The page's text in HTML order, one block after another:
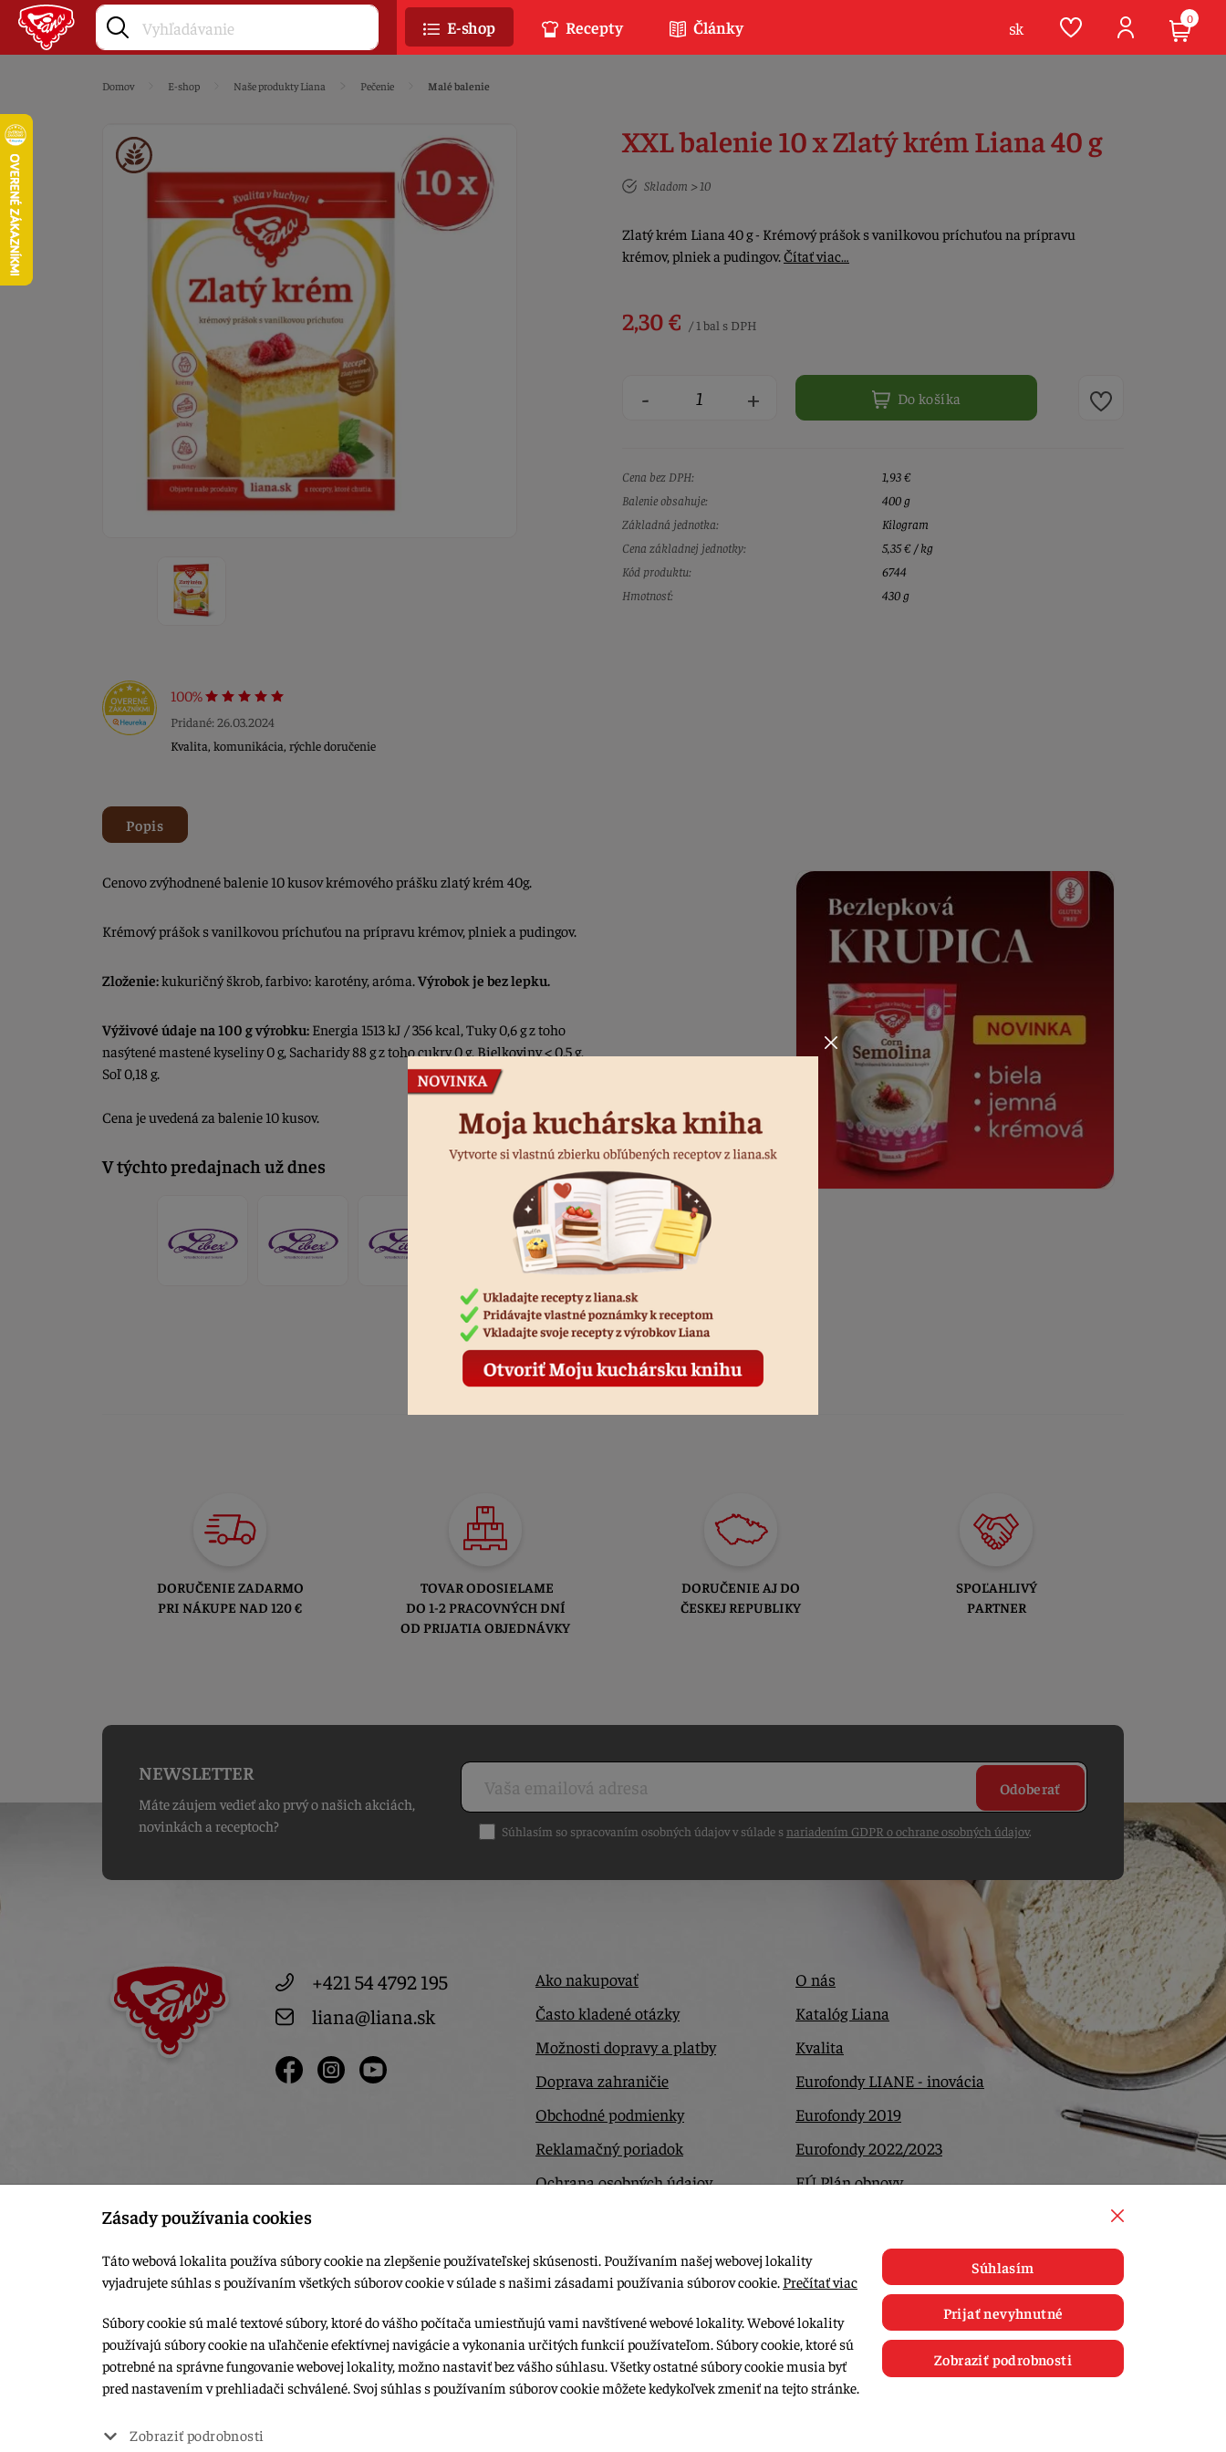
Domov E-shop Naše produkty Liana Pečenie Malé balenie
100%
Pridané: 26.03.2024
Kvalita, komunikácia, rýchle doručenie
XXL balenie 10 x Zlatý krém Liana 40 g
Skladom > 10
Zlatý krém Liana 40 g - Krémový prášok s vanilkovou príchuťou na prípravu
krémov, plniek a pudingov.Čítať viac…
2,30 € / 1 bal s DPH
- + Do košíka
Cena bez DPH:
1,93 €
Balenie obsahuje:
400 g
Základná jednotka:
Kilogram
Cena základnej jednotky:
5,35 € / kg
Kód produktu:
6744
Hmotnosť:
430 g
Popis
Cenovo zvýhodnené balenie 10 kusov krémového prášku zlatý krém 40g.
Krémový prášok s vanilkovou príchuťou na prípravu krémov, plniek a pudingov.
Zloženie:kukuričný škrob, farbivo: karotény, aróma.Výrobok je bez lepku.
Výživové údaje na 100 g výrobku: Energia 1513 kJ / 356 kcal, Tuky 0,6 g z toho
nasýtené mastené kyseliny 0 g, Sacharidy 88 g z toho cukry 0 g, Bielkoviny < 0,5 g,
Soľ 0,18 g.
Cena je uvedená za balenie 10 kusov.
V týchto predajnach už dnes
DORUČENIE ZADARMO
PRI NÁKUPE NAD 120 €
TOVAR ODOSIELAME
DO 1-2 PRACOVNÝCH DNÍ
OD PRIJATIA OBJEDNÁVKY
DORUČENIE AJ DO
ČESKEJ REPUBLIKY
SPOĽAHLIVÝ
PARTNER
NEWSLETTER
Máte záujem vedieť ako prvý o našich akciách,
novinkách a receptoch?
Odoberať
Súhlasím so spracovaním osobných údajov v súlade snariadením GDPR o ochrane osobných údajov.
+421 54 4792 195
liana@liana.sk
Ako nakupovať
Často kladené otázky
Možnosti dopravy a platby
Doprava zahraničie
Obchodné podmienky
Reklamačný poriadok
Ochrana osobných údajov
O nás
Katalóg Liana
Kvalita
Eurofondy LIANE - inovácia
Eurofondy 2019
Eurofondy 2022/2023
EÚ Plán obnovy
© 2015-2026, LIANA GOLIAŠ s.r.o. všetky práva vyhradené.
Upraviť nastavenia Cookies
E-shop Recepty Články sk 0
Zásady používania cookies
Táto webová lokalita používa súbory cookie na zlepšenie používateľskej skúsenosti. Používaním našej webovej lokality
vyjadrujete súhlas s používaním všetkých súborov cookie v súlade s našimi zásadami používania súborov cookie. Prečítať viac
Súbory cookie sú malé textové súbory, ktoré do vášho počítača umiestňujú vami navštívené webové lokality. Webové lokality
používajú súbory cookie na uľahčenie efektívnej navigácie a vykonania určitých funkcií používateľom. Súbory cookie, ktoré sú
potrebné na správne fungovanie webovej lokality, možno nastaviť bez vášho súhlasu. Všetky ostatné súbory cookie musia byť
pred nastavením v prehliadači schválené. Svoj súhlas s používaním súborov cookie môžete kedykoľvek zmeniť na tejto stránke.
Zobraziť podrobnosti
Súhlasím
Prijať nevyhnutné
Zobraziť podrobnosti